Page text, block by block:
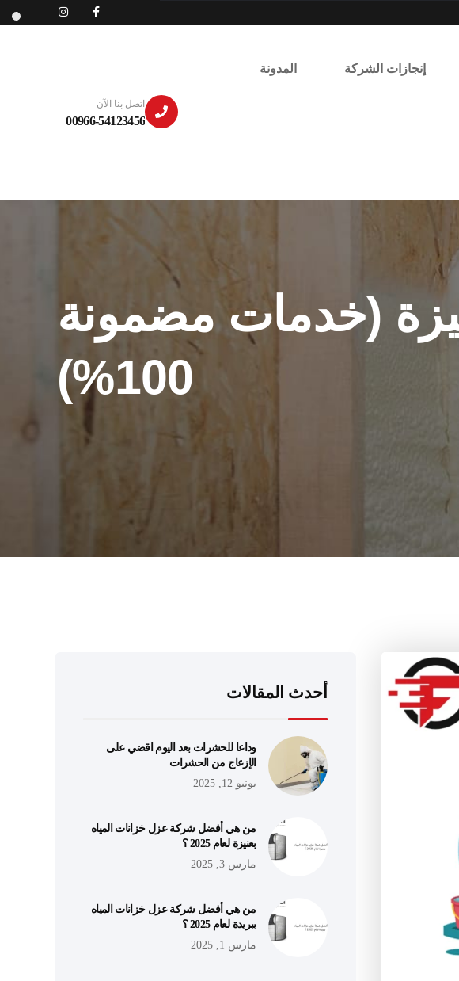
إنجازات الشركة المدونة
اتصل بنا الآن
00966-54123456
(خدمات مضمونة
100%)
أحدث المقالات
وداعا للحشرات بعد اليوم اقضي على
الإزعاج من الحشرات
يونيو 12, 2025
من هي أفضل شركة عزل خزانات المياه
بعنيزة لعام 2025 ؟
مارس 3, 2025
من هي أفضل شركة عزل خزانات المياه
ببريدة لعام 2025 ؟
مارس 1, 2025